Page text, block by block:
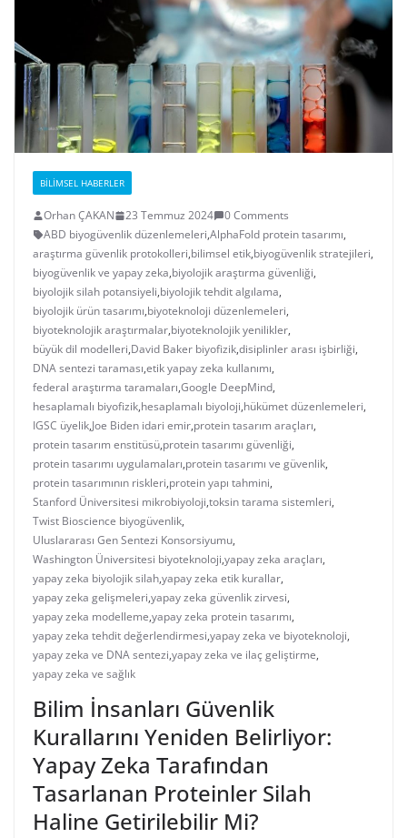
BILIMSEL HABERLER
Orhan ÇAKAN 23 Temmuz 2024
0 Comments
ABD biyogüvenlik düzenlemeleri,AlphaFold protein tasarımı,
araştırma güvenlik protokolleri,bilimsel etik,biyogüvenlik stratejileri,
biyogüvenlik ve yapay zeka,biyolojik araştırma güvenliği,
biyolojik silah potansiyeli,biyolojik tehdit algılama,
biyolojik ürün tasarımı,biyoteknoloji düzenlemeleri,
biyoteknolojik araştırmalar,biyoteknolojik yenilikler,
büyük dil modelleri,David Baker biyofizik,disiplinler arası işbirliği,
DNA sentezi taraması,etik yapay zeka kullanımı,
federal araştırma taramaları,Google DeepMind,
hesaplamalı biyofizik,hesaplamalı biyoloji,hükümet düzenlemeleri,
IGSC üyelik,Joe Biden idari emir,protein tasarım araçları,
protein tasarım enstitüsü,protein tasarımı güvenliği,
protein tasarımı uygulamaları,protein tasarımı ve güvenlik,
protein tasarımının riskleri,protein yapı tahmini,
Stanford Üniversitesi mikrobiyoloji,toksin tarama sistemleri,
Twist Bioscience biyogüvenlik,
Uluslararası Gen Sentezi Konsorsiyumu,
Washington Üniversitesi biyoteknoloji,yapay zeka araçları,
yapay zeka biyolojik silah,yapay zeka etik kurallar,
yapay zeka gelişmeleri,yapay zeka güvenlik zirvesi,
yapay zeka modelleme,yapay zeka protein tasarımı,
yapay zeka tehdit değerlendirmesi,yapay zeka ve biyoteknoloji,
yapay zeka ve DNA sentezi,yapay zeka ve ilaç geliştirme,
yapay zeka ve sağlık
Bilim İnsanları Güvenlik
Kurallarını Yeniden Belirliyor:
Yapay Zeka Tarafından
Tasarlanan Proteinler Silah
Haline Getirilebilir Mi?